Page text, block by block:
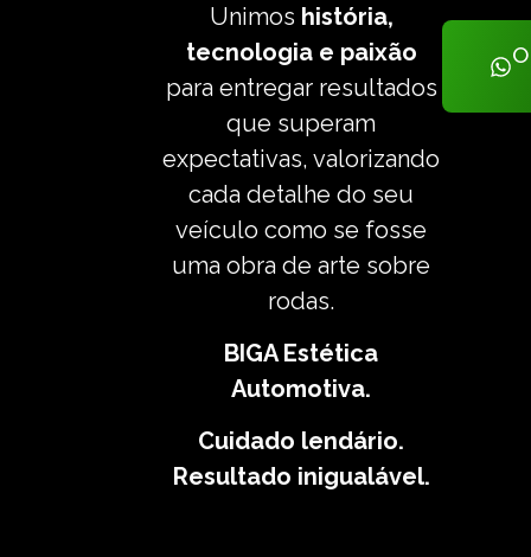
Unimos história,
tecnologia e paixão
para entregar resultados
que superam
expectativas, valorizando
cada detalhe do seu
veículo como se fosse
uma obra de arte sobre
rodas.
BIGA Estética
Automotiva.
Cuidado lendário.
Resultado inigualável.